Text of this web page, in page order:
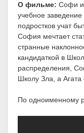
О фильме: Софи и
учебное
подростков учат
София мечтает
странные
кандидаткой в
распределения,
Школу Зла, а
По одноименному